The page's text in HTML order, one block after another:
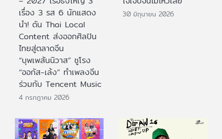
เรื่อง 3 รส 6 นักแสดง
นำ! ดัน Thai Local
Content ส่งออกศิลปิน
ไทยสู่ตลาดจีน
“บุพเพสันนิวาส” ชูโรง
“ออกัส-เล้ง” ทำเพลงจีน
ร่วมกับ Tencent Music
4 กรกฎาคม 2026
30 มิถุนายน 2026